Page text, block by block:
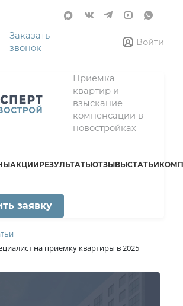
Заказать
звонок
Войти
Приемка
квартир и
взыскание
компенсации в
новостройках
АКЦИИРЕЗУЛЬТАТЫОТЗЫВЫСТАТЬИ
заявку
на приемку квартиры в 2025